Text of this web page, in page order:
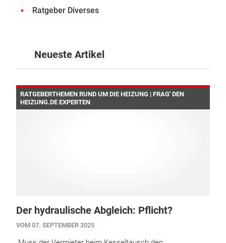
Ratgeber Diverses
Neueste Artikel
RATGEBERTHEMEN RUND UM DIE HEIZUNG | FRAG' DEN
HEIZUNG.DE EXPERTEN
Der hydraulische Abgleich: Pflicht?
VOM 07. SEPTEMBER 2025